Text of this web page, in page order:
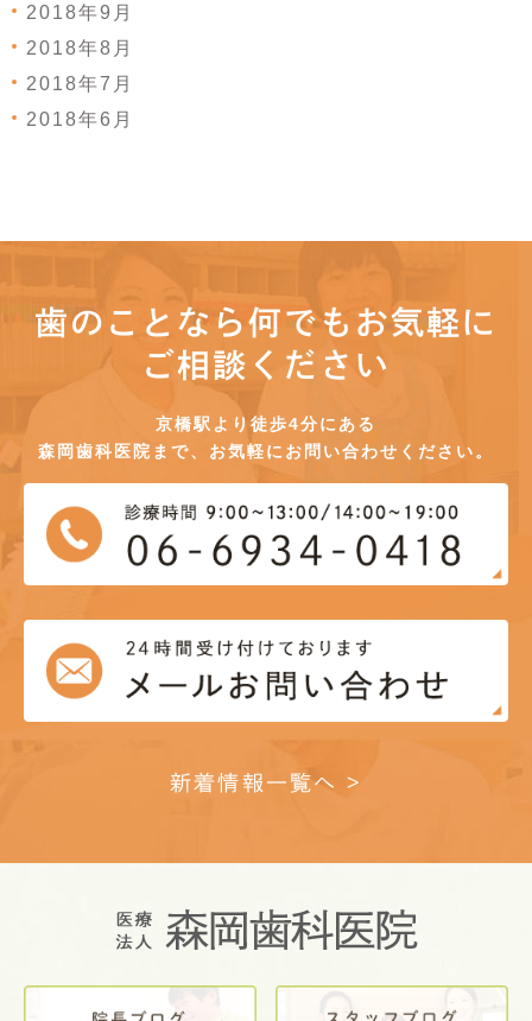
2018年9月
2018年8月
2018年7月
2018年6月
歯のことなら何でもお気軽に
ご相談ください
京橋駅より徒歩4分にある
森岡歯科医院まで、お気軽にお問い合わせください。
新着情報一覧へ >